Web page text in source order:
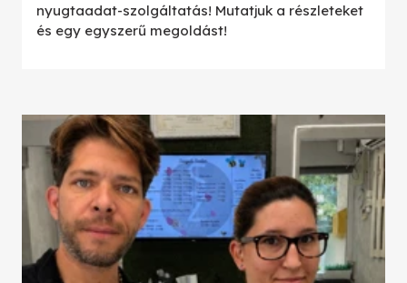
nyugtaadat-szolgáltatás! Mutatjuk a részleteket
és egy egyszerű megoldást!